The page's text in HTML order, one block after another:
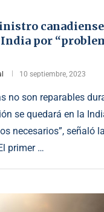
canadiense
por
10 septiembre, 2023
no son reparables
se quedará en la
necesarios”, señaló
primer …